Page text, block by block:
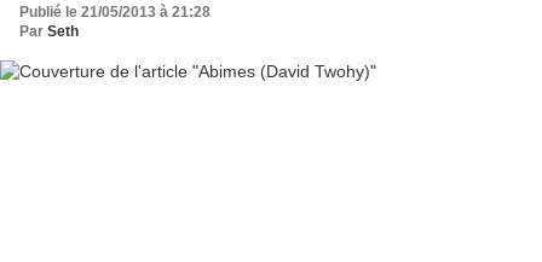
Publié le 21/05/2013 à 21:28
Par Seth